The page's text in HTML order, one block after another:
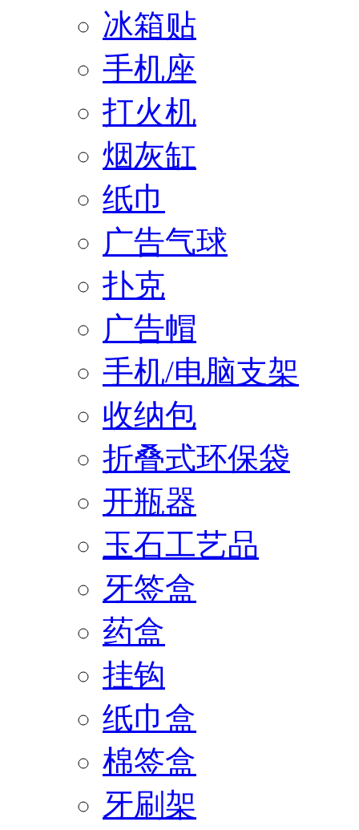
冰箱贴
手机座
打火机
烟灰缸
纸巾
广告气球
扑克
广告帽
手机/电脑支架
收纳包
折叠式环保袋
开瓶器
玉石工艺品
牙签盒
药盒
挂钩
纸巾盒
棉签盒
牙刷架